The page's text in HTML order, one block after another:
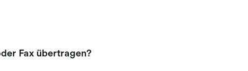
Fax übertragen?